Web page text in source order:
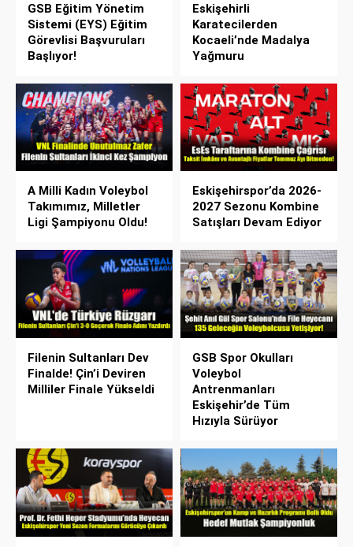
GSB Eğitim Yönetim
Sistemi (EYS) Eğitim
Görevlisi Başvuruları
Başlıyor!
Eskişehirli
Karatecilerden
Kocaeli’nde Madalya
Yağmuru
A Milli Kadın Voleybol
Takımımız, Milletler
Ligi Şampiyonu Oldu!
Eskişehirspor’da 2026-
2027 Sezonu Kombine
Satışları Devam Ediyor
Filenin Sultanları Dev
Finalde! Çin’i Deviren
Milliler Finale Yükseldi
GSB Spor Okulları
Voleybol
Antrenmanları
Eskişehir’de Tüm
Hızıyla Sürüyor